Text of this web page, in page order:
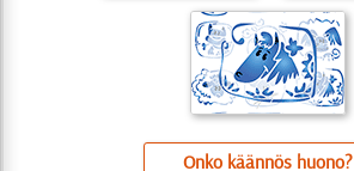
Onko käännös huono?